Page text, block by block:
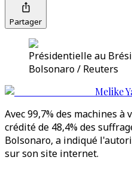
Partager
Présidentielle au
Bolsonaro / Reuters
Melike
Avec 99,7% des machines
crédité de 48,4% des
Bolsonaro, a indiqué
sur son site internet.